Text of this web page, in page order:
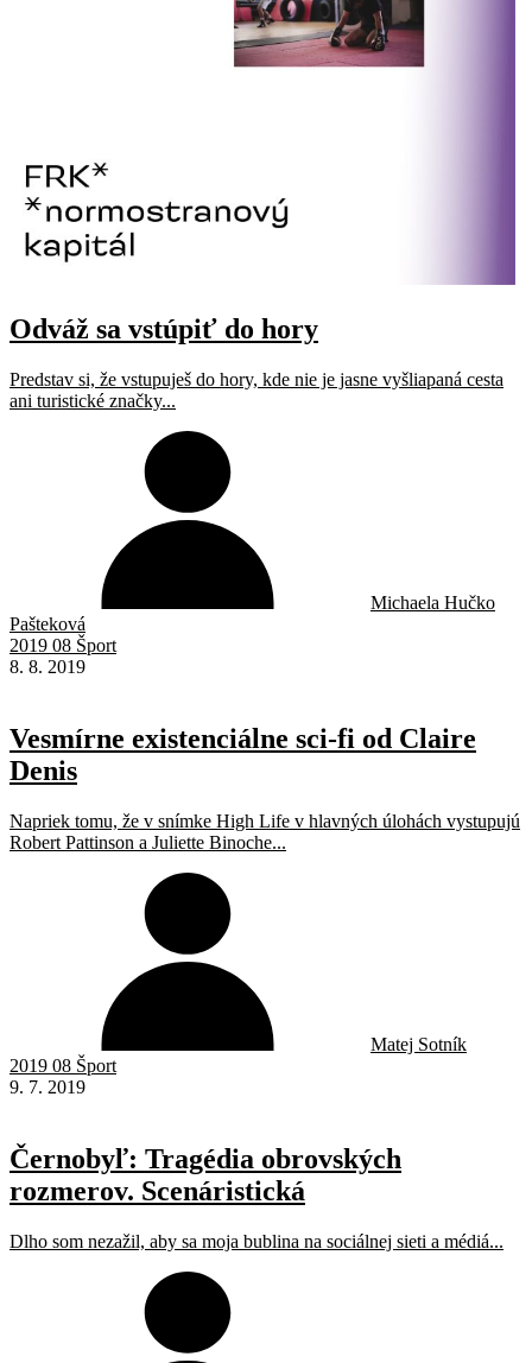
Odváž sa vstúpiť do hory
Predstav si, že vstupuješ do hory, kde nie je jasne vyšliapaná cesta
ani turistické značky...
Michaela Hučko
Pašteková
2019 08 Šport
8. 8. 2019
Vesmírne existenciálne sci-fi od Claire
Denis
Napriek tomu, že v snímke High Life v hlavných úlohách vystupujú
Robert Pattinson a Juliette Binoche...
Matej Sotník
2019 08 Šport
9. 7. 2019
Černobyľ: Tragédia obrovských
rozmerov. Scenáristická
Dlho som nezažil, aby sa moja bublina na sociálnej sieti a médiá...